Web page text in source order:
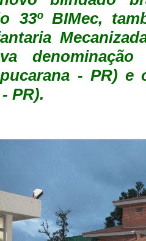
33º BIMec,
- PR) e
PR).